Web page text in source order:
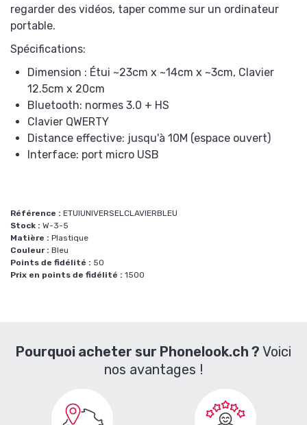
regarder des vidéos, taper comme sur un ordinateur
portable.
Spécifications:
Dimension : Étui ~23cm x ~14cm x ~3cm, Clavier
12.5cm x 20cm
Bluetooth: normes 3.0 + HS
Clavier QWERTY
Distance effective: jusqu'à 10M (espace ouvert)
Interface: port micro USB
Référence : ETUIUNIVERSELCLAVIERBLEU
Stock : W-3-5
Matière : Plastique
Couleur : Bleu
Points de fidélité : 50
Prix en points de fidélité : 1500
Pourquoi acheter sur Phonelook.ch ? Voici
nos avantages !